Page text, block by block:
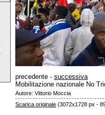
precedente -successiva
Mobilitazione nazionale No
Autore: Vittorio Moccia
Scarica originale (3072x1728 px -